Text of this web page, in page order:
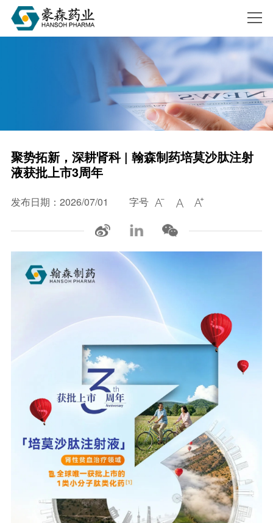
聚势拓新，深耕肾科 | 翰森制药培莫沙肽注射
液获批上市3周年
发布日期：2026/07/01 字号   